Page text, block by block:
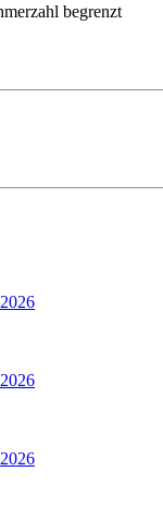
begrenzt